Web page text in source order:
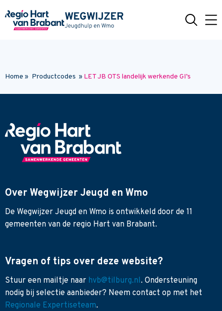
Home » Productcodes » LET JB OTS landelijk werkende GI’s
Over Wegwijzer Jeugd en Wmo
De Wegwijzer Jeugd en Wmo is ontwikkeld door de 11
gemeenten van de regio Hart van Brabant.
Vragen of tips over deze website?
Stuur een mailtje naar hvb@tilburg.nl. Ondersteuning
nodig bij selectie aanbieder? Neem contact op met het
Regionale Expertiseteam.